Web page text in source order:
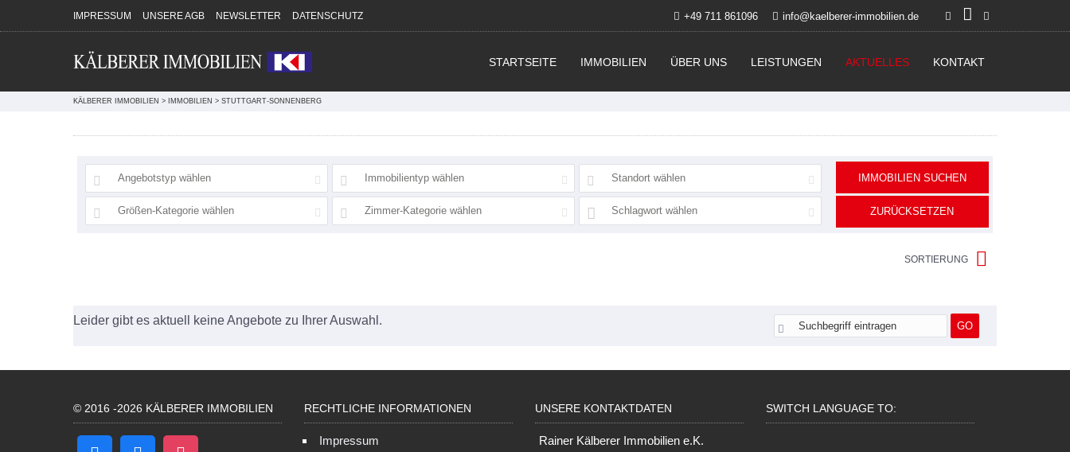
Direkt zum Inhalt springen
IMPRESSUM UNSERE AGB NEWSLETTER DATENSCHUTZ +49 711 861096 info@kaelberer-immobilien.de
STARTSEITE IMMOBILIEN ÜBER UNS LEISTUNGEN AKTUELLES KONTAKT
KÄLBERER IMMOBILIEN > IMMOBILIEN > STUTTGART-SONNENBERG
Angebotstyp wählen Immobilientyp wählen Standort wählen
Größen-Kategorie wählen Zimmer-Kategorie wählen Schlagwort wählen
IMMOBILIEN SUCHEN
ZURÜCKSETZEN
SORTIERUNG
Leider gibt es aktuell keine Angebote zu Ihrer Auswahl.
© 2016 -2026 KÄLBERER IMMOBILIEN RECHTLICHE INFORMATIONEN
Impressum
UNSERE KONTAKTDATEN
Rainer Kälberer Immobilien e.K.
SWITCH LANGUAGE TO: